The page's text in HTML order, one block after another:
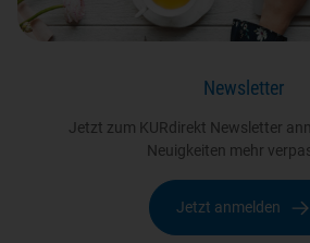
Newsletter
Jetzt zum KURdirekt Newsletter
Neuigkeiten mehr
Jetzt anmelden